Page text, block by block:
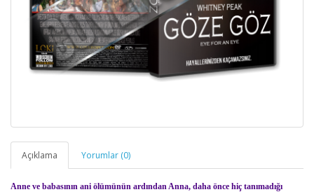
Açıklama Yorumlar (0)
Anne ve babasının ani ölümünün ardından Anna, daha önce hiç tanımadığı